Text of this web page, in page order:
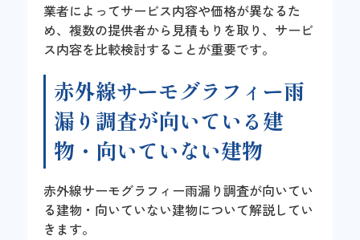
業者によってサービス内容や価格が異なるた
め、複数の提供者から見積もりを取り、サービ
ス内容を比較検討することが重要です。
赤外線サーモグラフィー雨
漏り調査が向いている建
物・向いていない建物
赤外線サーモグラフィー雨漏り調査が向いてい
る建物・向いていない建物について解説してい
きます。